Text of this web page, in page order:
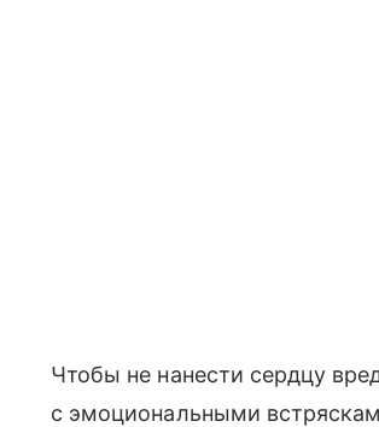
Чтобы не нанести сердцу
с эмоциональными